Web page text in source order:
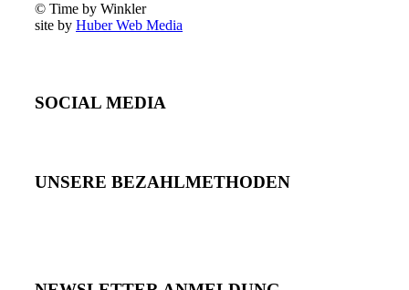
© Time by Winkler
site by Huber Web Media
SOCIAL MEDIA
UNSERE BEZAHLMETHODEN